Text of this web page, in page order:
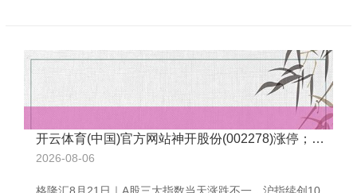
开云体育(中国)官方网站神开股份(002278)涨停；数字货币板块走高-🔥ayx手机版登录(综合)官方网站入口/网页版/安卓/电脑版
2026-08-06